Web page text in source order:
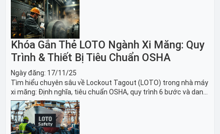
Khóa Gắn Thẻ LOTO Ngành Xi Măng: Quy
Trình & Thiết Bị Tiêu Chuẩn OSHA
Ngày đăng: 17/11/25
Tìm hiểu chuyên sâu về Lockout Tagout (LOTO) trong nhà máy
xi măng: Định nghĩa, tiêu chuẩn OSHA, quy trình 6 bước và danh
sách thiết bị LOTO thiết yếu. Giải pháp bảo trì lò nung, máy
nghiền an toàn.